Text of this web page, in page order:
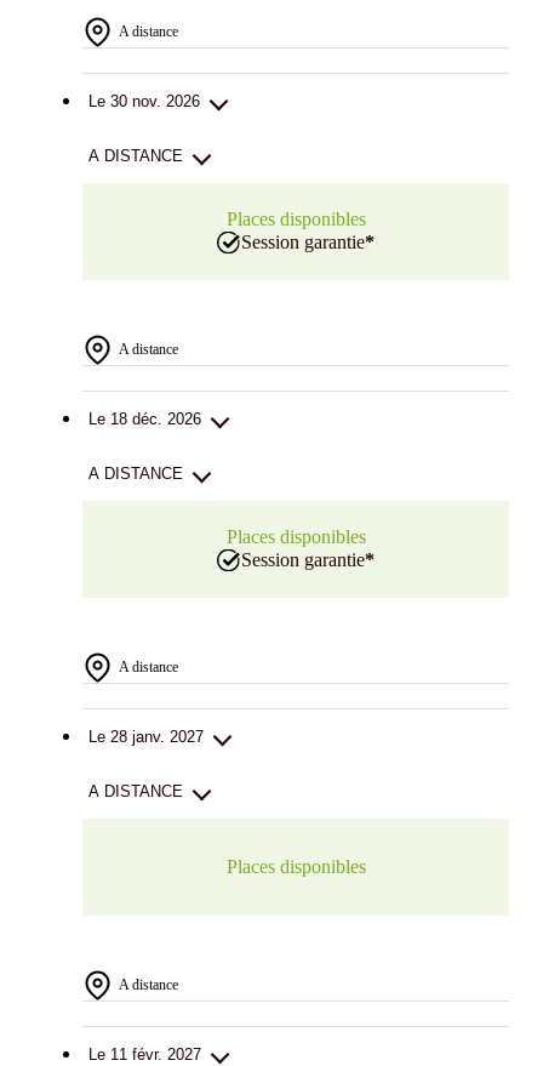
A distance
Le 30 nov. 2026
A DISTANCE
Places disponibles
Session garantie*
A distance
Le 18 déc. 2026
A DISTANCE
Places disponibles
Session garantie*
A distance
Le 28 janv. 2027
A DISTANCE
Places disponibles
A distance
Le 11 févr. 2027